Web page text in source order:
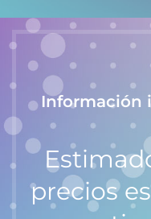
Información
precios